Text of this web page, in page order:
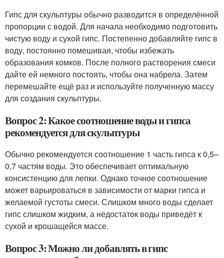
Гипс для скульптуры обычно разводится в определённой
пропорции с водой. Для начала необходимо подготовить
чистую воду и сухой гипс. Постепенно добавляйте гипс в
воду, постоянно помешивая, чтобы избежать
образования комков. После полного растворения смеси
дайте ей немного постоять, чтобы она набрела. Затем
перемешайте ещё раз и используйте полученную массу
для создания скульптуры.
Вопрос 2: Какое соотношение воды и гипса
рекомендуется для скульптуры
Обычно рекомендуется соотношение 1 часть гипса к 0,5–
0,7 частям воды. Это обеспечивает оптимальную
консистенцию для лепки. Однако точное соотношение
может варьироваться в зависимости от марки гипса и
желаемой густоты смеси. Слишком много воды сделает
гипс слишком жидким, а недостаток воды приведёт к
сухой и крошащейся массе.
Вопрос 3: Можно ли добавлять в гипс